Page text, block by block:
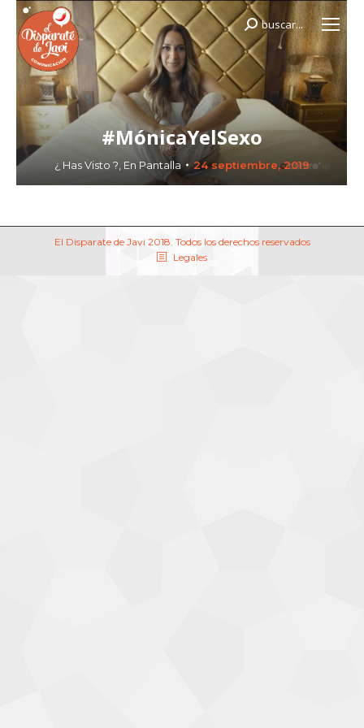
Buscar:
buscar...
#MónicaYelSexo
¿ Has Visto ?, En Pantalla 24 septiembre, 2019
El Disparate de Javi 2018. Todos los derechos reservados
Legales